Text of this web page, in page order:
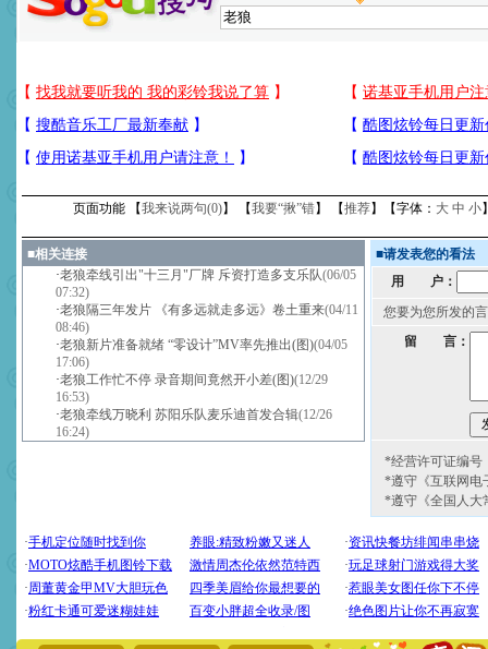
页面功能 【我来说两句(0)】 【我要“揪”错】 【推荐】【字体： 大 中 小
■相关连接
·老狼牵线引出"十三月"厂牌 斥资打造多支乐队(06/05
07:32)
·老狼隔三年发片 《有多远就走多远》卷土重来(04/11
08:46)
·老狼新片准备就绪 “零设计”MV率先推出(图)(04/05
17:06)
·老狼工作忙不停 录音期间竟然开小差(图)(12/29
16:53)
·老狼牵线万晓利 苏阳乐队麦乐迪首发合辑(12/26
16:24)
■请发表您的看法
用 户：
您要为您所发的
留 言：
*经营许可证编号
*遵守《互联网电
*遵守《全国人大
[圣诞节]圣诞节到了，想想
你太多，只有给你五千万
要平安！千万要知足！千
能正大光明地骚扰你,告诉